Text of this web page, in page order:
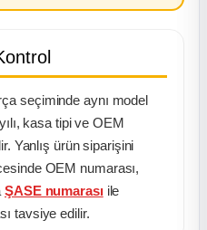
seçiminde aynı model
kasa tipi ve OEM
Yanlış ürün siparişini
OEM numarası,
ŞASE numarasıile
tavsiye edilir.